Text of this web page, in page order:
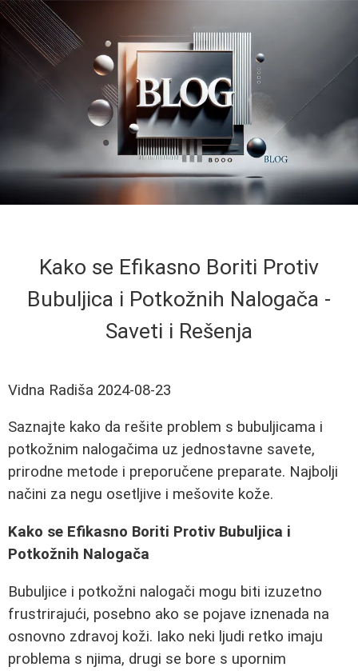
Kako se Efikasno Boriti Protiv
Bubuljica i Potkožnih Nalogača -
Saveti i Rešenja
Vidna Radiša 2024-08-23
Saznajte kako da rešite problem s bubuljicama i
potkožnim nalogačima uz jednostavne savete,
prirodne metode i preporučene preparate. Najbolji
načini za negu osetljive i mešovite kože.
Kako se Efikasno Boriti Protiv Bubuljica i
Potkožnih Nalogača
Bubuljice i potkožni nalogači mogu biti izuzetno
frustrirajući, posebno ako se pojave iznenada na
osnovno zdravoj koži. Iako neki ljudi retko imaju
problema s njima, drugi se bore s upornim